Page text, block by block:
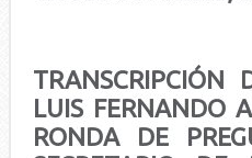
TRANSCRIPCIÓN
LUIS FERNANDO
RONDA DE